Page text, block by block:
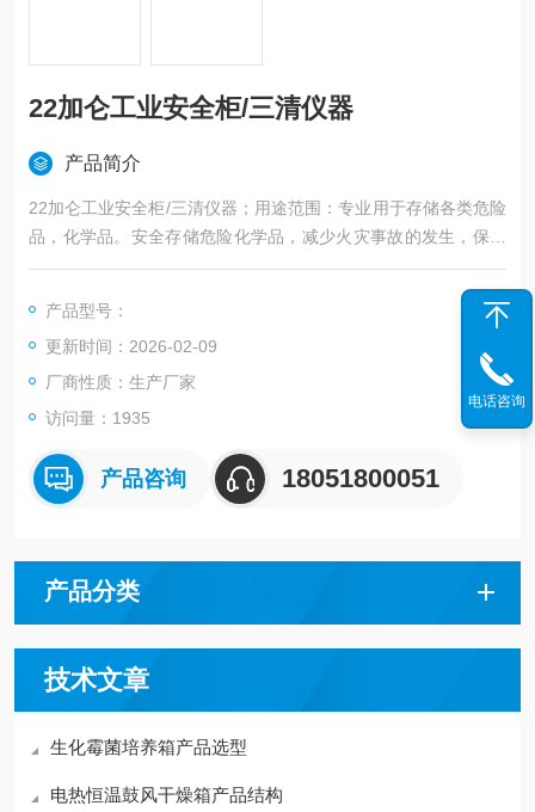
22加仑工业安全柜/三清仪器
产品简介
22加仑工业安全柜/三清仪器；用途范围：专业用于存储各类危险
品，化学品。安全存储危险化学品，减少火灾事故的发生，保护
人身与设备安全。
产品型号：
更新时间：2026-02-09
厂商性质：生产厂家
访问量：1935
产品咨询 18051800051
产品分类
技术文章
生化霉菌培养箱产品选型
电热恒温鼓风干燥箱产品结构
电话咨询